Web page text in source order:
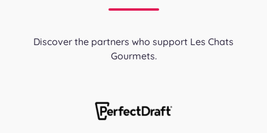
Discover the partners who support Les Chats
Gourmets.